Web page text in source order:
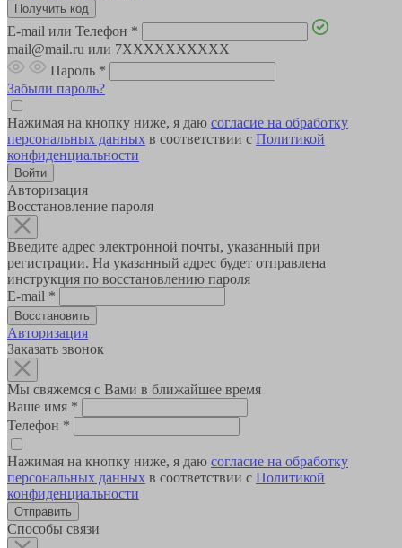
E-mail или Телефон *
mail@mail.ru или 7XXXXXXXXXX
Пароль *
Забыли пароль?
Нажимая на кнопку ниже, я даю согласие на обработку
персональных данных в соответствии с Политикой
конфиденциальности
Авторизация
Восстановление пароля
Введите адрес электронной почты, указанный при
регистрации. На указанный адрес будет отправлена
инструкция по восстановлению пароля
E-mail *
Авторизация
Заказать звонок
Мы свяжемся с Вами в ближайшее время
Ваше имя *
Телефон *
Нажимая на кнопку ниже, я даю согласие на обработку
персональных данных в соответствии с Политикой
конфиденциальности
Способы связи